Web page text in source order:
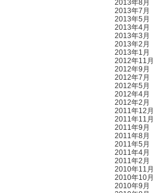
2013年8月
2013年7月
2013年5月
2013年4月
2013年3月
2013年2月
2013年1月
2012年11月
2012年9月
2012年7月
2012年5月
2012年4月
2012年2月
2011年12月
2011年11月
2011年9月
2011年8月
2011年5月
2011年4月
2011年2月
2010年11月
2010年10月
2010年9月